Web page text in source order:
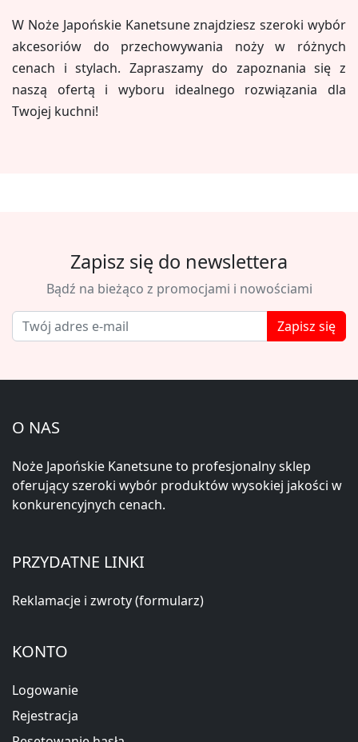
W Noże Japońskie Kanetsune znajdziesz szeroki wybór
akcesoriów do przechowywania noży w różnych
cenach i stylach. Zapraszamy do zapoznania się z
naszą ofertą i wyboru idealnego rozwiązania dla
Twojej kuchni!
Zapisz się do newslettera
Bądź na bieżąco z promocjami i nowościami
Zapisz się
O NAS
Noże Japońskie Kanetsune to profesjonalny sklep
oferujący szeroki wybór produktów wysokiej jakości w
konkurencyjnych cenach.
PRZYDATNE LINKI
Reklamacje i zwroty (formularz)
KONTO
Logowanie
Rejestracja